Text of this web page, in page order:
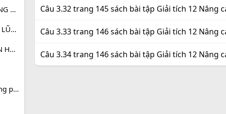
CHƯƠNG I. ỨNG DỤNG ĐẠO HÀM ĐỂ KHẢO SÁT VÀ VẼ ĐỒ THỊ HÀM SỐ
CHƯƠNG II. HÀM SỐ LŨY THỪA, HÀM SỐ MŨ VÀ HÀM SỐ LÔGARIT
CHƯƠNG III. NGUYÊN HÀM, PHÂN TÍCH VÀ ỨNG DỤNG
Bài 2: Một số phương pháp tìm nguyên hàm
Câu 3.32 trang 145 sách bài tập Giải tích 12 Nâng
Câu 3.33 trang 146 sách bài tập Giải tích 12 Nâng
Câu 3.34 trang 146 sách bài tập Giải tích 12 Nâng